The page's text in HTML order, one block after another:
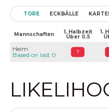
TORE ECKBÄLLE
Mannschaften 1. Halbzeit
Über 0.5
1.
Heim
Based on last 0
?